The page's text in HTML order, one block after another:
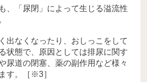
、「尿閉」によって生じる溢流性
出なくなったり、おしっこをして
状態で、原因としては排尿に関す
尿道の閉塞、薬の副作用など様々
す。［※3］